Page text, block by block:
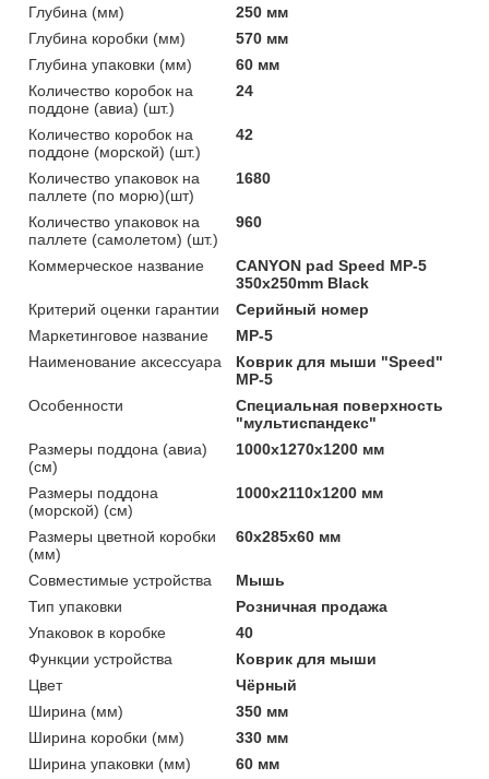
Глубина (мм)
250 мм
Глубина коробки (мм)
570 мм
Глубина упаковки (мм)
60 мм
Количество коробок на
поддоне (авиа) (шт.)
24
Количество коробок на
поддоне (морской) (шт.)
42
Количество упаковок на
паллете (по морю)(шт)
1680
Количество упаковок на
паллете (самолетом) (шт.)
960
Коммерческое название
CANYON pad Speed MP-5
350x250mm Black
Критерий оценки гарантии
Серийный номер
Маркетинговое название
MP-5
Наименование аксессуара
Коврик для мыши "Speed"
MP-5
Особенности
Специальная поверхность
"мультиспандекс"
Размеры поддона (авиа)
(см)
1000x1270x1200 мм
Размеры поддона
(морской) (см)
1000x2110x1200 мм
Размеры цветной коробки
(мм)
60x285x60 мм
Совместимые устройства
Мышь
Тип упаковки
Розничная продажа
Упаковок в коробке
40
Функции устройства
Коврик для мыши
Цвет
Чёрный
Ширина (мм)
350 мм
Ширина коробки (мм)
330 мм
Ширина упаковки (мм)
60 мм